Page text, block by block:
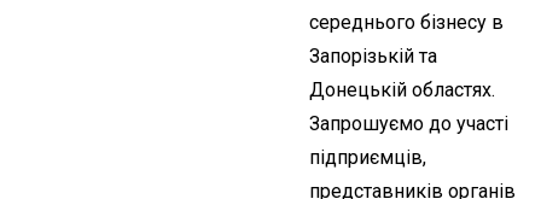
середнього бізнесу в
Запорізькій та
Донецькій областях.
Запрошуємо до участі
підприємців,
представників органів